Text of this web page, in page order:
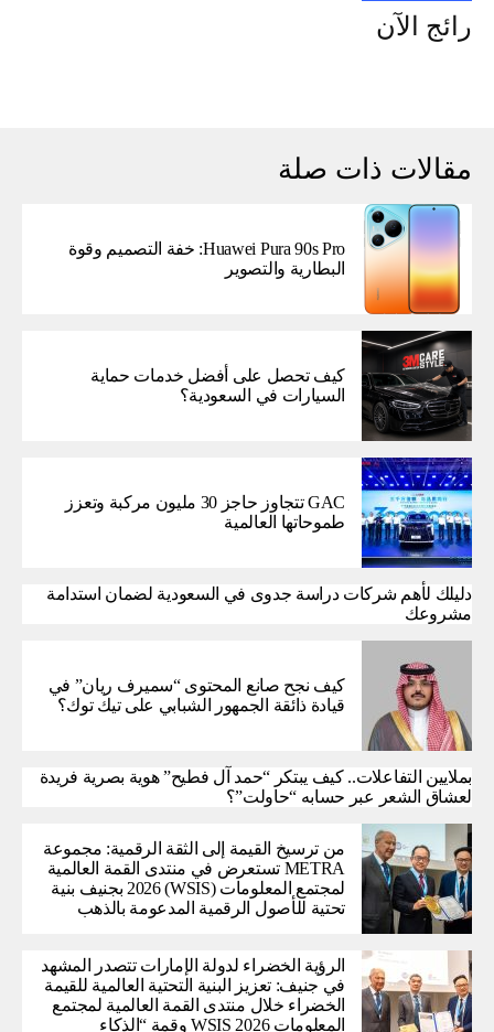
رائج الآن
مقالات ذات صلة
Huawei Pura 90s Pro: خفة التصميم وقوة
البطارية والتصوير
كيف تحصل على أفضل خدمات حماية
السيارات في السعودية؟
GAC تتجاوز حاجز 30 مليون مركبة وتعزز
طموحاتها العالمية
دليلك لأهم شركات دراسة جدوى في السعودية لضمان استدامة
مشروعك
كيف نجح صانع المحتوى “سميرف ريان” في
قيادة ذائقة الجمهور الشبابي على تيك توك؟
بملايين التفاعلات.. كيف يبتكر “حمد آل فطيح” هوية بصرية فريدة
لعشاق الشعر عبر حسابه “حاولت”؟
من ترسيخ القيمة إلى الثقة الرقمية: مجموعة
METRA تستعرض في منتدى القمة العالمية
لمجتمع المعلومات (WSIS) 2026 بجنيف بنية
تحتية للأصول الرقمية المدعومة بالذهب
الرؤية الخضراء لدولة الإمارات تتصدر المشهد
في جنيف: تعزيز البنية التحتية العالمية للقيمة
الخضراء خلال منتدى القمة العالمية لمجتمع
المعلومات WSIS 2026 وقمة “الذكاء